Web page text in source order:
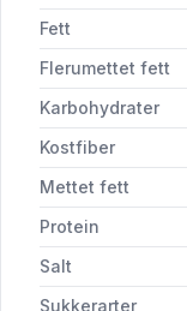
Fett
Flerumettet fett
Karbohydrater
Kostfiber
Mettet fett
Protein
Salt
Sukkerarter